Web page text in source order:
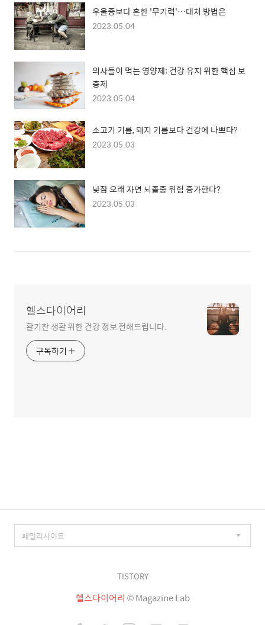
우울증보다 흔한 '무기력'…대처 방법은
2023.05.04
의사들이 먹는 영양제: 건강 유지 위한 핵심 보
충제
2023.05.04
소고기 기름, 돼지 기름보다 건강에 나쁘다?
2023.05.03
낮잠 오래 자면 뇌졸중 위험 증가한다?
2023.05.03
헬스다이어리
활기찬 생활 위한 건강 정보 전해드립니다.
구독하기
TISTORY
헬스다이어리 © Magazine Lab